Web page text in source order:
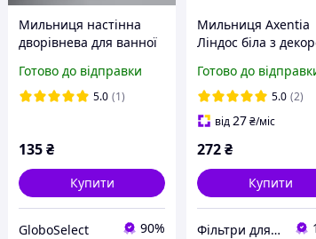
Мильниця настінна
дворівнева для ванної
Готово до відправки
5.0 (1)
135₴
Купити
GloboSelect 90%
Мильниця Axentia
Ліндос біла з
(134349)
Готово до
5.0 (2)
від27₴/міс
272₴
Купити
Фільтри для води Осмос Глечики Картриджі